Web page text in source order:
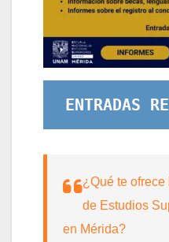
ENTRADAS
¿Qué te ofrece
de Estudios
en Mérida?